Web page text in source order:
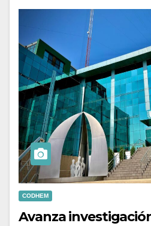
CODHEM
Avanza